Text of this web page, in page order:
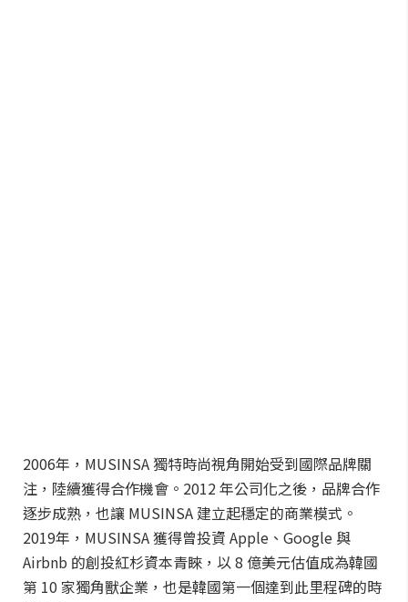
2006年，MUSINSA 獨特時尚視角開始受到國際品牌關
注，陸續獲得合作機會。2012 年公司化之後，品牌合作
逐步成熟，也讓 MUSINSA 建立起穩定的商業模式。
2019年，MUSINSA 獲得曾投資 Apple、Google 與
Airbnb 的創投紅杉資本青睞，以 8 億美元估值成為韓國
第 10 家獨角獸企業，也是韓國第一個達到此里程碑的時